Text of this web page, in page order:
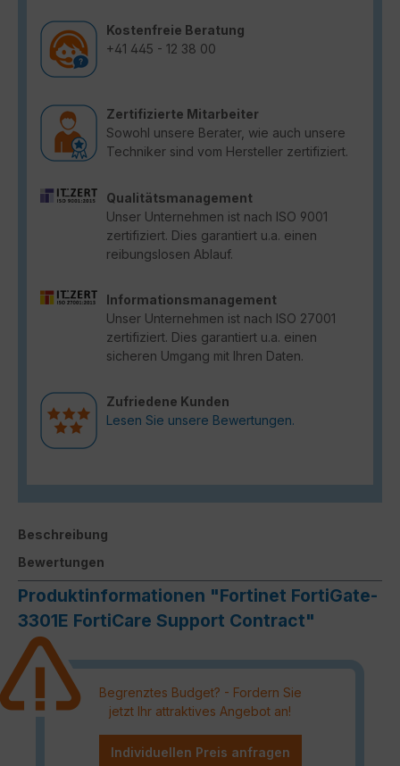
Kostenfreie Beratung
+41 445 - 12 38 00
Zertifizierte Mitarbeiter
Sowohl unsere Berater, wie auch unsere
Techniker sind vom Hersteller zertifiziert.
Qualitätsmanagement
Unser Unternehmen ist nach ISO 9001
zertifiziert. Dies garantiert u.a. einen
reibungslosen Ablauf.
Informationsmanagement
Unser Unternehmen ist nach ISO 27001
zertifiziert. Dies garantiert u.a. einen
sicheren Umgang mit Ihren Daten.
Zufriedene Kunden
Lesen Sie unsere Bewertungen.
Beschreibung
Bewertungen
Produktinformationen "Fortinet FortiGate-
3301E FortiCare Support Contract"
Begrenztes Budget? - Fordern Sie
jetzt Ihr attraktives Angebot an!
Individuellen Preis anfragen